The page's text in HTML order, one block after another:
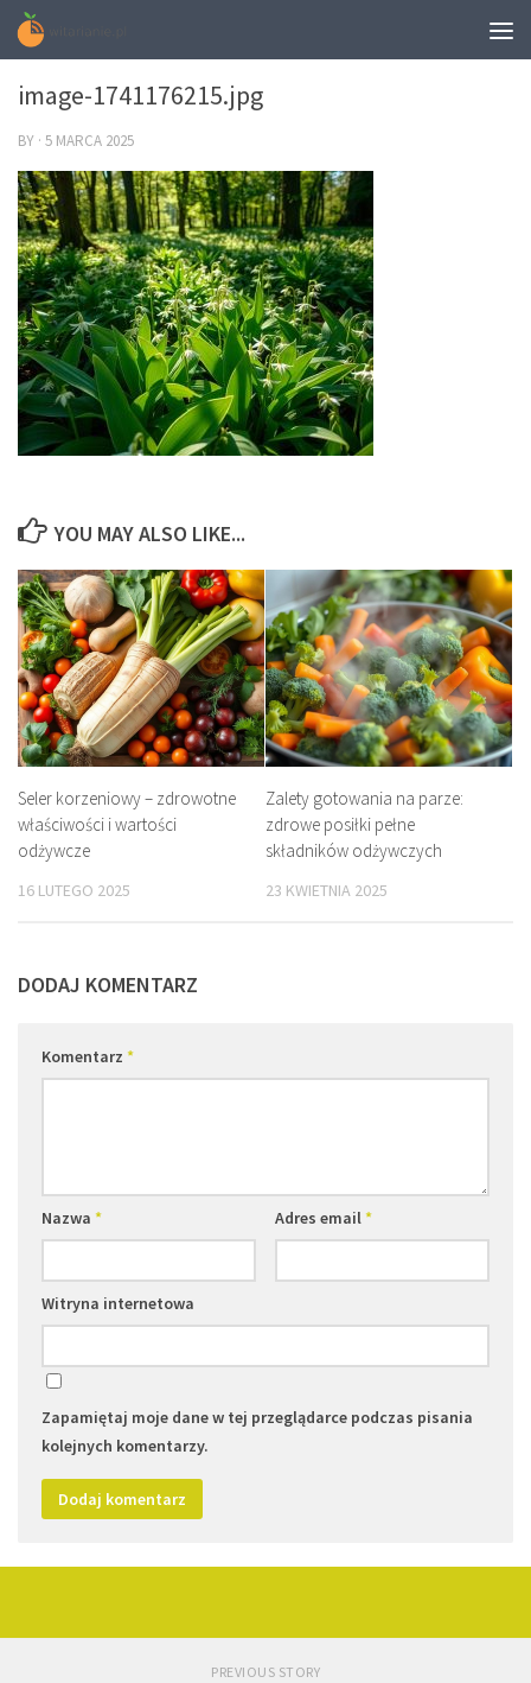
0
image-1741176215.jpg
BY · 5 MARCA 2025
YOU MAY ALSO LIKE...
Seler korzeniowy – zdrowotne
właściwości i wartości
odżywcze
16 LUTEGO 2025
Zalety gotowania na parze:
zdrowe posiłki pełne
składników odżywczych
23 KWIETNIA 2025
DODAJ KOMENTARZ
Komentarz *
Nazwa * Adres email*
Witryna internetowa
Zapamiętaj moje dane w tej przeglądarce podczas pisania
kolejnych komentarzy.
PREVIOUS STORY